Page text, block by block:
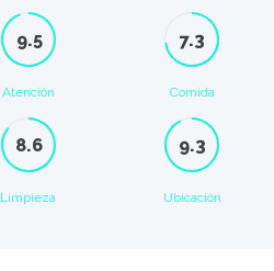
9.5
Atención
7.3
Comida
8.6
Limpieza
9.3
Ubicación